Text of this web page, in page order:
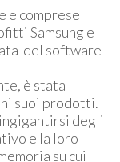
e comprese
Samsung e
del software
è stata
suoi prodotti.
degli
e la loro
su cui